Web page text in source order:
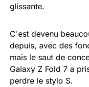
glissante.
C'est devenu
depuis, avec des
mais le saut de
Galaxy Z Fold 7 a
perdre le stylo S.